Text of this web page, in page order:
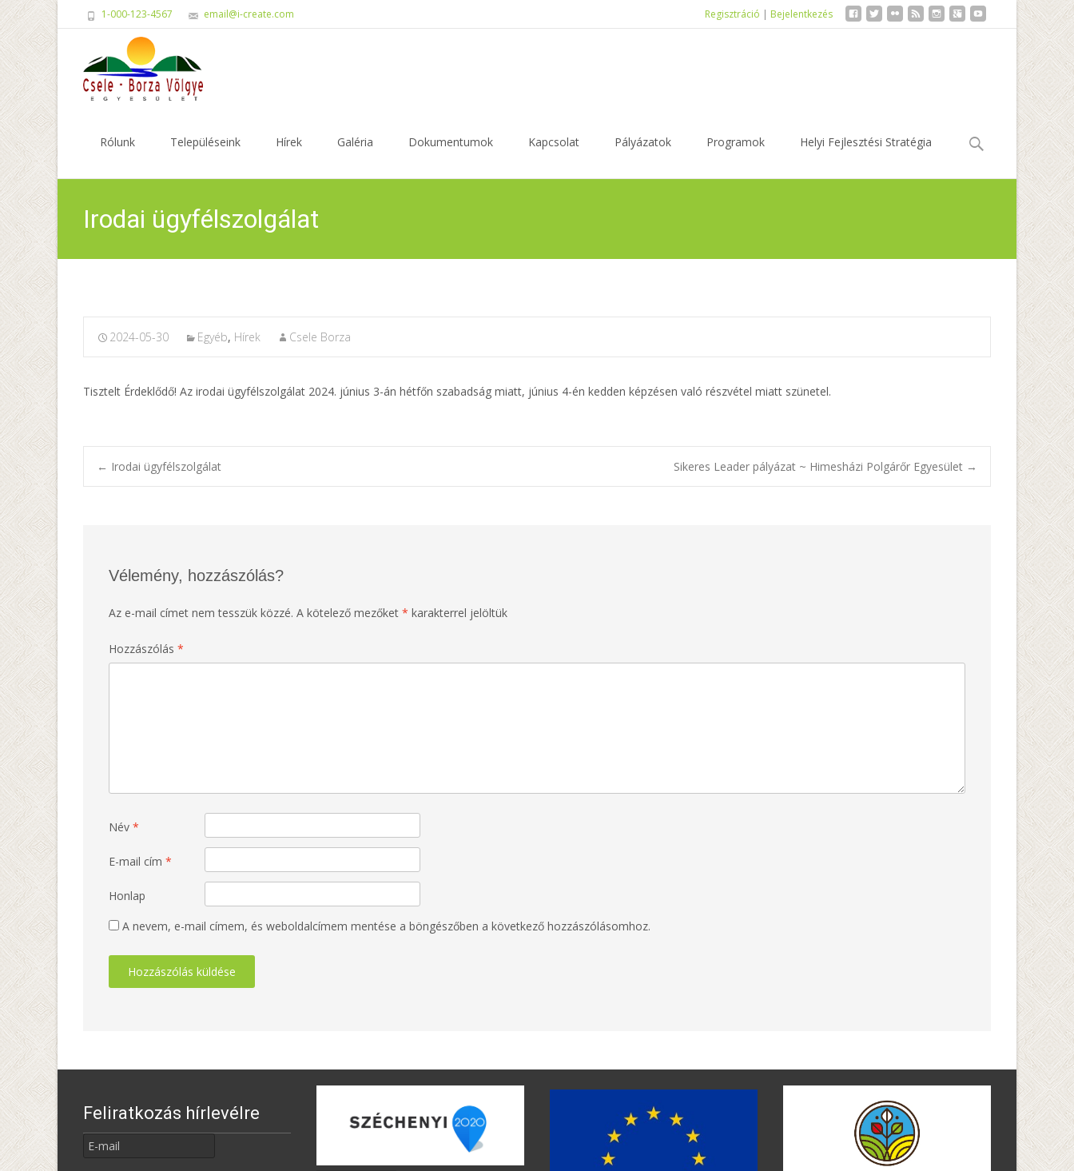
1-000-123-4567 email@i-create.com Regisztráció | Bejelentkezés
Rólunk Településeink Hírek Galéria Dokumentumok Kapcsolat Pályázatok Programok Helyi Fejlesztési Stratégia Keresés:
Irodai ügyfélszolgálat
2024-05-30 Egyéb, Hírek Csele Borza
Tisztelt Érdeklődő! Az irodai ügyfélszolgálat 2024. június 3-án hétfőn szabadság miatt, június 4-én kedden képzésen való részvétel miatt szünetel.
Post
← Irodai ügyfélszolgálat Sikeres Leader pályázat ~ Himesházi Polgárőr Egyesület →
Vélemény, hozzászólás?
Az e-mail címet nem tesszük közzé. A kötelező mezőket * karakterrel jelöltük
Hozzászólás *
Név *
E-mail cím *
Honlap
A nevem, e-mail címem, és weboldalcímem mentése a böngészőben a következő hozzászólásomhoz.
Feliratkozás hírlevélre